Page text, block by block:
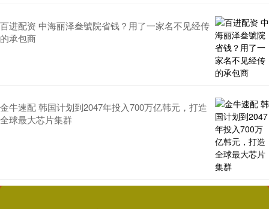
百进配资 中海丽泽叁號院省钱？用了一家名不见经传
的承包商
金牛速配 韩国计划到2047年投入700万亿韩元，打造
全球最大芯片集群